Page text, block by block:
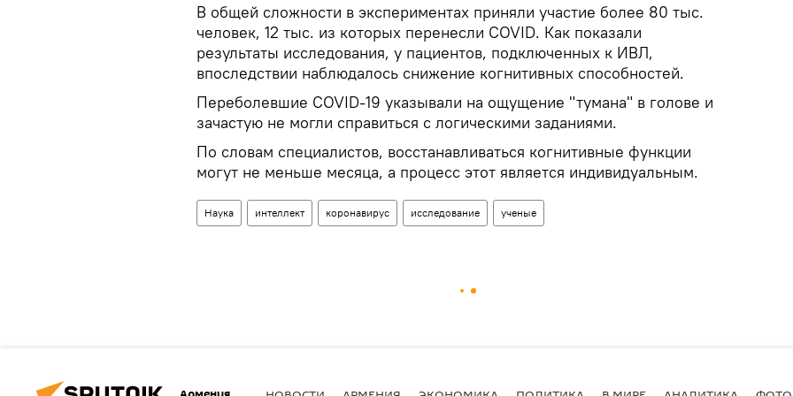
В общей сложности в экспериментах приняли участие более 80 тыс.
человек, 12 тыс. из которых перенесли COVID. Как показали
результаты исследования, у пациентов, подключенных к ИВЛ,
впоследствии наблюдалось снижение когнитивных способностей.
Переболевшие COVID-19 указывали на ощущение "тумана" в голове и
зачастую не могли справиться с логическими заданиями.
По словам специалистов, восстанавливаться когнитивные функции
могут не меньше месяца, а процесс этот является индивидуальным.
Наука интеллект коронавирус исследование ученые